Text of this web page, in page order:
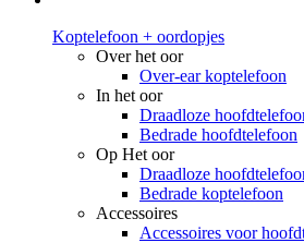
Koptelefoon + oordopjes
Over het oor
Over-ear koptelefoon
In het oor
Draadloze
Bedrade hoofdtelefoon
Op Het oor
Draadloze
Bedrade koptelefoon
Accessoires
Accessoires voor